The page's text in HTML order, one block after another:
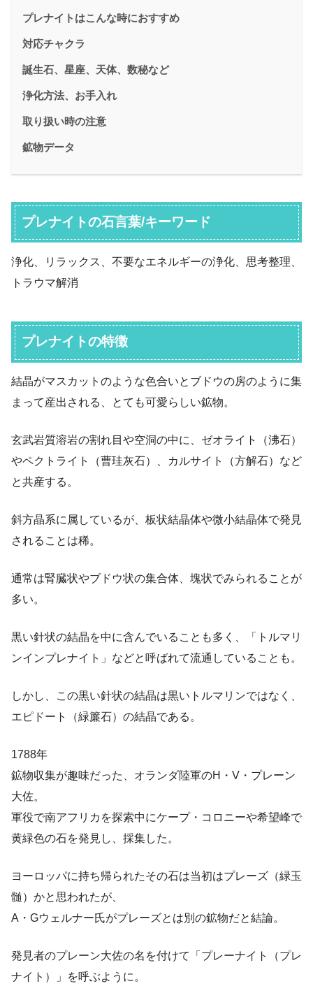
プレナイトはこんな時におすすめ
対応チャクラ
誕生石、星座、天体、数秘など
浄化方法、お手入れ
取り扱い時の注意
鉱物データ
プレナイトの石言葉/キーワード
浄化、リラックス、不要なエネルギーの浄化、思考整理、
トラウマ解消
プレナイトの特徴
結晶がマスカットのような色合いとブドウの房のように集
まって産出される、とても可愛らしい鉱物。
玄武岩質溶岩の割れ目や空洞の中に、ゼオライト（沸石）
やペクトライト（曹珪灰石）、カルサイト（方解石）など
と共産する。
斜方晶系に属しているが、板状結晶体や微小結晶体で発見
されることは稀。
通常は腎臓状やブドウ状の集合体、塊状でみられることが
多い。
黒い針状の結晶を中に含んでいることも多く、「トルマリ
ンインプレナイト」などと呼ばれて流通していることも。
しかし、この黒い針状の結晶は黒いトルマリンではなく、
エピドート（緑簾石）の結晶である。
1788年
鉱物収集が趣味だった、オランダ陸軍のH・V・プレーン
大佐。
軍役で南アフリカを探索中にケープ・コロニーや希望峰で
黄緑色の石を発見し、採集した。
ヨーロッパに持ち帰られたその石は当初はプレーズ（緑玉
髄）かと思われたが、
A・Gウェルナー氏がプレーズとは別の鉱物だと結論。
発見者のプレーン大佐の名を付けて「プレーナイト（プレ
ナイト）」を呼ぶように。